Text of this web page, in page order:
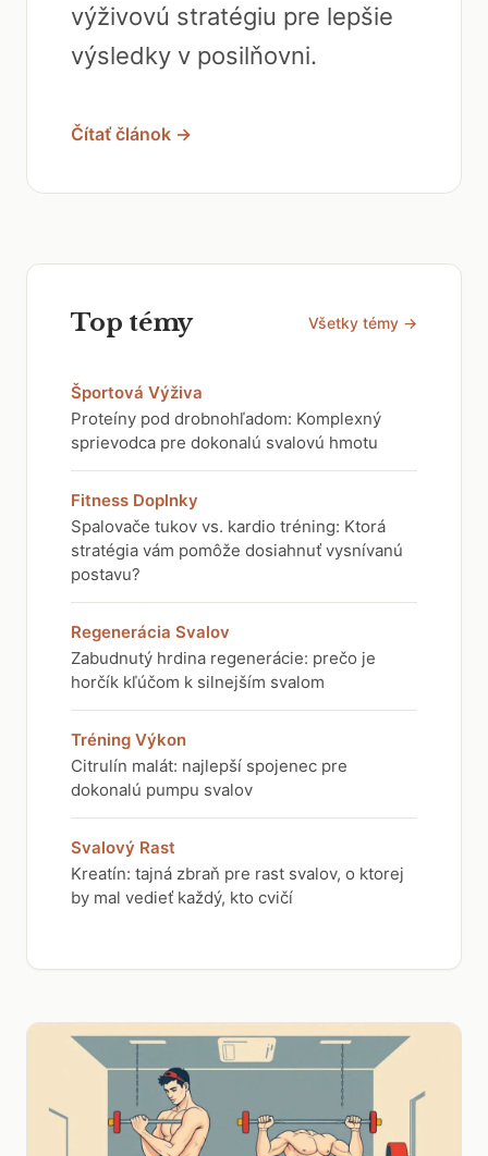
výživovú stratégiu pre lepšie
výsledky v posilňovni.
Čítať článok →
Top témy Všetky témy →
Športová Výživa
Proteíny pod drobnohľadom: Komplexný
sprievodca pre dokonalú svalovú hmotu
Fitness Doplnky
Spalovače tukov vs. kardio tréning: Ktorá
stratégia vám pomôže dosiahnuť vysnívanú
postavu?
Regenerácia Svalov
Zabudnutý hrdina regenerácie: prečo je
horčík kľúčom k silnejším svalom
Tréning Výkon
Citrulín malát: najlepší spojenec pre
dokonalú pumpu svalov
Svalový Rast
Kreatín: tajná zbraň pre rast svalov, o ktorej
by mal vedieť každý, kto cvičí